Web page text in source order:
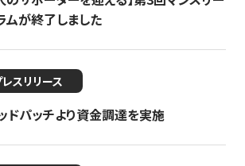
が終了しました
レスリリース
ドパッチより資金調達を実施